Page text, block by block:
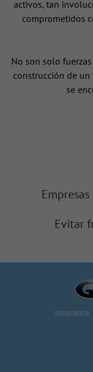
activos, tan
comprometidos
No son solo
construcción de
se
Evitar